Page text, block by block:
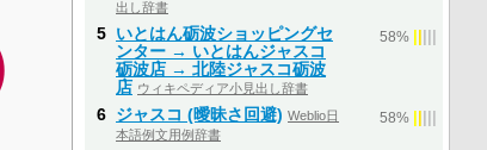
出し辞書
5 いとはん砺波ショッピングセ
ンター → いとはんジャスコ
砺波店 → 北陸ジャスコ砺波
店 ウィキペディア小見出し辞書
58%
6 ジャスコ (曖昧さ回避) Weblio日
本語例文用例辞書
58%